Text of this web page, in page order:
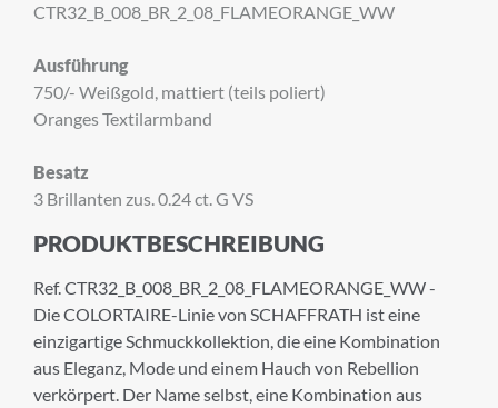
CTR32_B_008_BR_2_08_FLAMEORANGE_WW
Ausführung
750/- Weißgold, mattiert (teils poliert)
Oranges Textilarmband
Besatz
3 Brillanten zus. 0.24 ct. G VS
PRODUKTBESCHREIBUNG
Ref. CTR32_B_008_BR_2_08_FLAMEORANGE_WW -
Die COLORTAIRE-Linie von SCHAFFRATH ist eine
einzigartige Schmuckkollektion, die eine Kombination
aus Eleganz, Mode und einem Hauch von Rebellion
verkörpert. Der Name selbst, eine Kombination aus